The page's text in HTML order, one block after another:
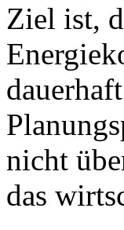
Ziel ist,
nicht
das